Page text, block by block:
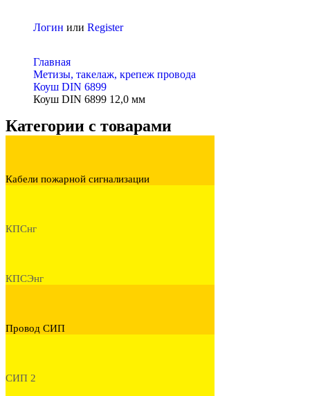
Логин или Register
Главная
Метизы, такелаж, крепеж провода
Коуш DIN 6899
Коуш DIN 6899 12,0 мм
Категории с товарами
Кабели пожарной сигнализации
КПСнг
КПСЭнг
Провод СИП
СИП 2